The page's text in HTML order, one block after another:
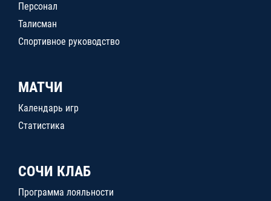
Персонал
Талисман
Спортивное руководство
МАТЧИ
Календарь игр
Статистика
СОЧИ КЛАБ
Программа лояльности